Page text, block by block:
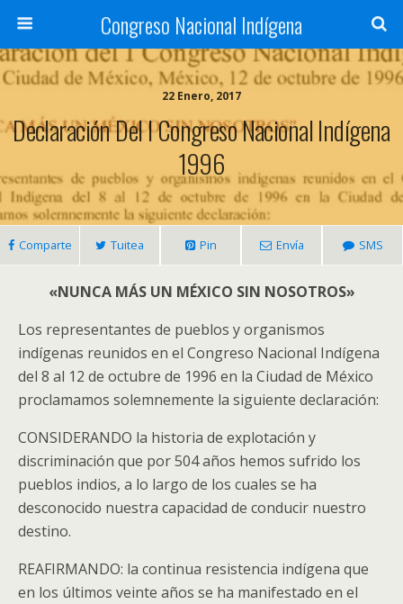
Congreso Nacional Indígena
22 Enero, 2017
Declaración Del I Congreso Nacional Indígena
1996
Comparte Tuitea Pin Envía SMS
«NUNCA MÁS UN MÉXICO SIN NOSOTROS»
Los representantes de pueblos y organismos
indígenas reunidos en el Congreso Nacional Indígena
del 8 al 12 de octubre de 1996 en la Ciudad de México
proclamamos solemnemente la siguiente declaración:
CONSIDERANDO la historia de explotación y
discriminación que por 504 años hemos sufrido los
pueblos indios, a lo largo de los cuales se ha
desconocido nuestra capacidad de conducir nuestro
destino.
REAFIRMANDO: la continua resistencia indígena que
en los últimos veinte años se ha manifestado en el